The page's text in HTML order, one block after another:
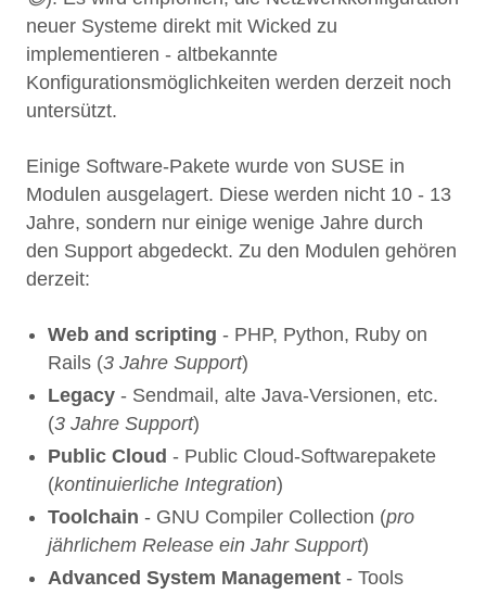
neuer Systeme direkt mit Wicked zu
implementieren - altbekannte
Konfigurationsmöglichkeiten werden derzeit noch
untersützt.
Einige Software-Pakete wurde von SUSE in
Modulen ausgelagert. Diese werden nicht 10 - 13
Jahre, sondern nur einige wenige Jahre durch
den Support abgedeckt. Zu den Modulen gehören
derzeit:
Web and scripting - PHP, Python, Ruby on
Rails (3 Jahre Support)
Legacy - Sendmail, alte Java-Versionen, etc.
(3 Jahre Support)
Public Cloud - Public Cloud-Softwarepakete
(kontinuierliche Integration)
Toolchain - GNU Compiler Collection (pro
jährlichem Release ein Jahr Support)
Advanced System Management - Tools